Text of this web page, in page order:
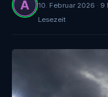
10. Februar 2026 · 9
Lesezeit